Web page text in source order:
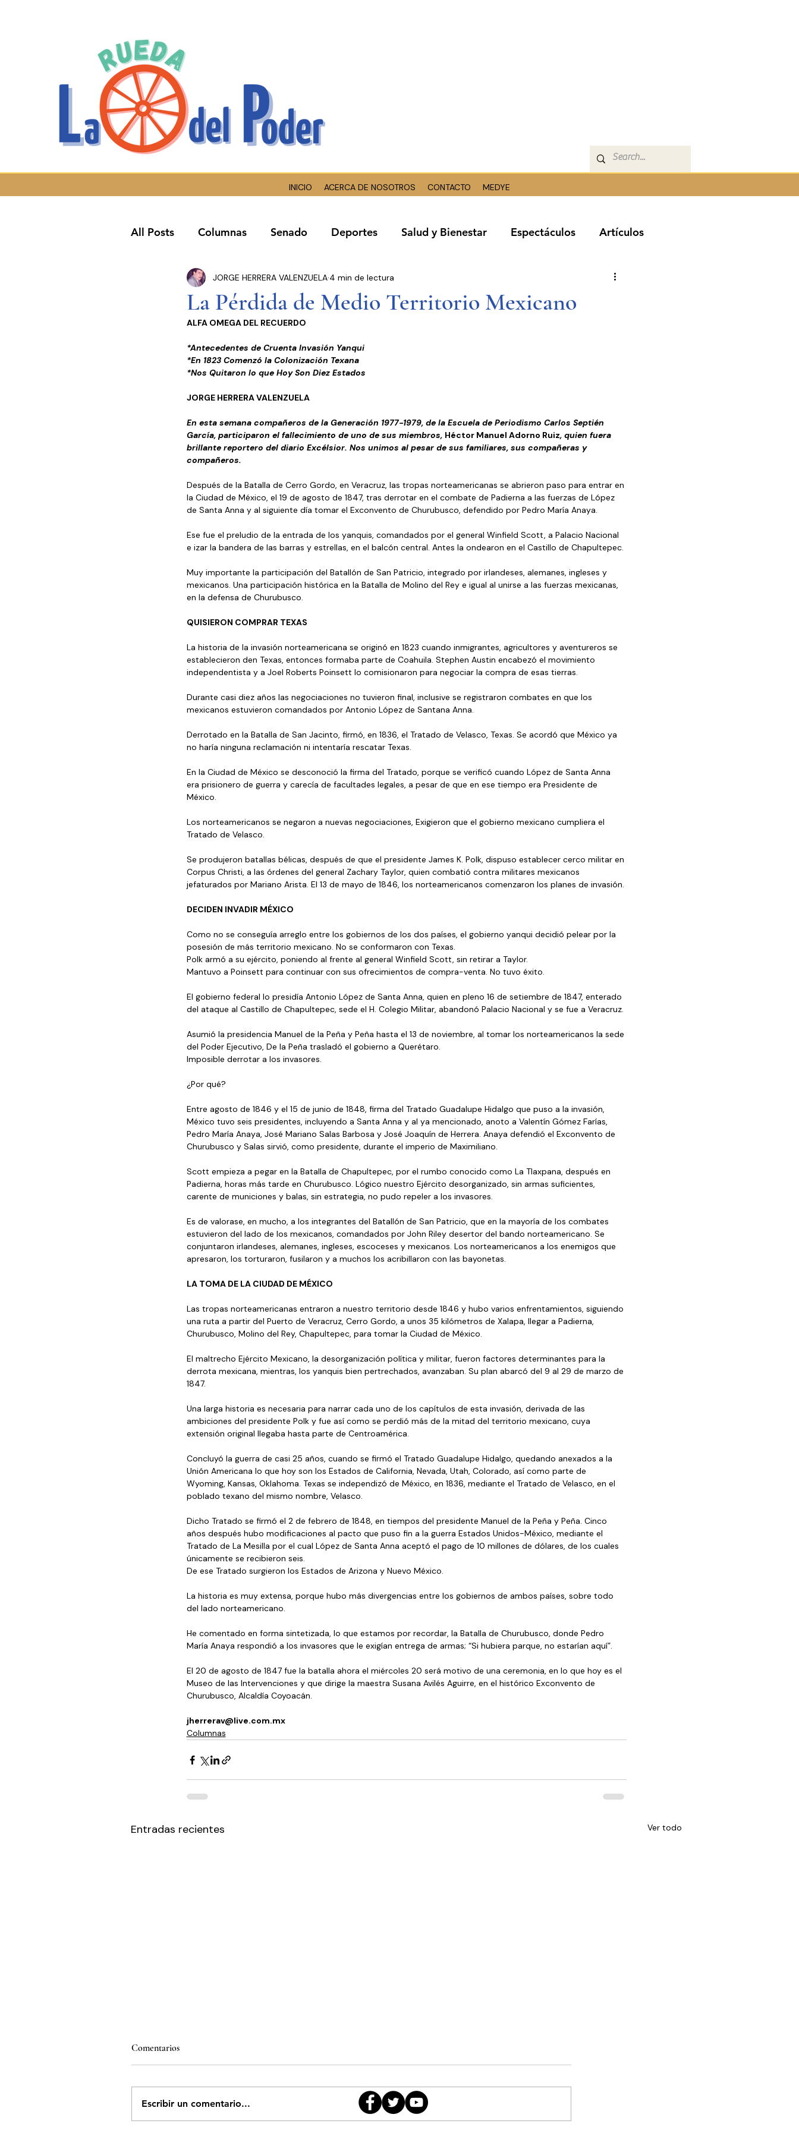
INICIO ACERCA DE NOSOTROS CONTACTO MEDYE
All Posts Columnas Senado Deportes Salud y Bienestar Espectáculos Artículos
Congreso Cdmx Presidencia Entrevistas
Seguridad Pública Ciudad de México
Estados y Municipios Partidos Políticos
La Pérdida de Medio Territorio Mexicano
JORGE HERRERA VALENZUELA 4 min de lectura
ALFA OMEGA DEL RECUERDO
*Antecedentes de Cruenta Invasión Yanqui
*En 1823 Comenzó la Colonización Texana
*Nos Quitaron lo que Hoy Son Diez Estados
JORGE HERRERA VALENZUELA
En esta semana compañeros de la Generación 1977-1979, de la Escuela de Periodismo Carlos Septién
García, participaron el fallecimiento de uno de sus miembros, Héctor Manuel Adorno Ruiz, quien fuera
brillante reportero del diario Excélsior. Nos unimos al pesar de sus familiares, sus compañeras y
compañeros.
Después de la Batalla de Cerro Gordo, en Veracruz, las tropas norteamericanas se abrieron paso para entrar en
la Ciudad de México, el 19 de agosto de 1847, tras derrotar en el combate de Padierna a las fuerzas de López
de Santa Anna y al siguiente día tomar el Exconvento de Churubusco, defendido por Pedro María Anaya.
Ese fue el preludio de la entrada de los yanquis, comandados por el general Winfield Scott, a Palacio Nacional
e izar la bandera de las barras y estrellas, en el balcón central. Antes la ondearon en el Castillo de Chapultepec.
Muy importante la participación del Batallón de San Patricio, integrado por irlandeses, alemanes, ingleses y
mexicanos. Una participación histórica en la Batalla de Molino del Rey e igual al unirse a las fuerzas mexicanas,
en la defensa de Churubusco.
QUISIERON COMPRAR TEXAS
La historia de la invasión norteamericana se originó en 1823 cuando inmigrantes, agricultores y aventureros se
establecieron den Texas, entonces formaba parte de Coahuila. Stephen Austin encabezó el movimiento
independentista y a Joel Roberts Poinsett lo comisionaron para negociar la compra de esas tierras.
Durante casi diez años las negociaciones no tuvieron final, inclusive se registraron combates en que los
mexicanos estuvieron comandados por Antonio López de Santana Anna.
Derrotado en la Batalla de San Jacinto, firmó, en 1836, el Tratado de Velasco, Texas. Se acordó que México ya
no haría ninguna reclamación ni intentaría rescatar Texas.
En la Ciudad de México se desconoció la firma del Tratado, porque se verificó cuando López de Santa Anna
era prisionero de guerra y carecía de facultades legales, a pesar de que en ese tiempo era Presidente de
México.
Los norteamericanos se negaron a nuevas negociaciones, Exigieron que el gobierno mexicano cumpliera el
Tratado de Velasco.
Se produjeron batallas bélicas, después de que el presidente James K. Polk, dispuso establecer cerco militar en
Corpus Christi, a las órdenes del general Zachary Taylor, quien combatió contra militares mexicanos
jefaturados por Mariano Arista. El 13 de mayo de 1846, los norteamericanos comenzaron los planes de invasión.
DECIDEN INVADIR MÉXICO
Como no se conseguía arreglo entre los gobiernos de los dos países, el gobierno yanqui decidió pelear por la
posesión de más territorio mexicano. No se conformaron con Texas.
Polk armó a su ejército, poniendo al frente al general Winfield Scott, sin retirar a Taylor.
Mantuvo a Poinsett para continuar con sus ofrecimientos de compra-venta. No tuvo éxito.
El gobierno federal lo presidía Antonio López de Santa Anna, quien en pleno 16 de setiembre de 1847, enterado
del ataque al Castillo de Chapultepec, sede el H. Colegio Militar, abandonó Palacio Nacional y se fue a Veracruz.
Asumió la presidencia Manuel de la Peña y Peña hasta el 13 de noviembre, al tomar los norteamericanos la sede
del Poder Ejecutivo, De la Peña trasladó el gobierno a Querétaro.
Imposible derrotar a los invasores.
¿Por qué?
Entre agosto de 1846 y el 15 de junio de 1848, firma del Tratado Guadalupe Hidalgo que puso a la invasión,
México tuvo seis presidentes, incluyendo a Santa Anna y al ya mencionado, anoto a Valentín Gómez Farías,
Pedro María Anaya, José Mariano Salas Barbosa y José Joaquín de Herrera. Anaya defendió el Exconvento de
Churubusco y Salas sirvió, como presidente, durante el imperio de Maximiliano.
Scott empieza a pegar en la Batalla de Chapultepec, por el rumbo conocido como La Tlaxpana, después en
Padierna, horas más tarde en Churubusco. Lógico nuestro Ejército desorganizado, sin armas suficientes,
carente de municiones y balas, sin estrategia, no pudo repeler a los invasores.
Es de valorase, en mucho, a los integrantes del Batallón de San Patricio, que en la mayoría de los combates
estuvieron del lado de los mexicanos, comandados por John Riley desertor del bando norteamericano. Se
conjuntaron irlandeses, alemanes, ingleses, escoceses y mexicanos. Los norteamericanos a los enemigos que
apresaron, los torturaron, fusilaron y a muchos los acribillaron con las bayonetas.
LA TOMA DE LA CIUDAD DE MÉXICO
Las tropas norteamericanas entraron a nuestro territorio desde 1846 y hubo varios enfrentamientos, siguiendo
una ruta a partir del Puerto de Veracruz, Cerro Gordo, a unos 35 kilómetros de Xalapa, llegar a Padierna,
Churubusco, Molino del Rey, Chapultepec, para tomar la Ciudad de México.
El maltrecho Ejército Mexicano, la desorganización política y militar, fueron factores determinantes para la
derrota mexicana, mientras, los yanquis bien pertrechados, avanzaban. Su plan abarcó del 9 al 29 de marzo de
1847.
Una larga historia es necesaria para narrar cada uno de los capítulos de esta invasión, derivada de las
ambiciones del presidente Polk y fue así como se perdió más de la mitad del territorio mexicano, cuya
extensión original llegaba hasta parte de Centroamérica.
Concluyó la guerra de casi 25 años, cuando se firmó el Tratado Guadalupe Hidalgo, quedando anexados a la
Unión Americana lo que hoy son los Estados de California, Nevada, Utah, Colorado, así como parte de
Wyoming, Kansas, Oklahoma. Texas se independizó de México, en 1836, mediante el Tratado de Velasco, en el
poblado texano del mismo nombre, Velasco.
Dicho Tratado se firmó el 2 de febrero de 1848, en tiempos del presidente Manuel de la Peña y Peña. Cinco
años después hubo modificaciones al pacto que puso fin a la guerra Estados Unidos-México, mediante el
Tratado de La Mesilla por el cual López de Santa Anna aceptó el pago de 10 millones de dólares, de los cuales
únicamente se recibieron seis.
De ese Tratado surgieron los Estados de Arizona y Nuevo México.
La historia es muy extensa, porque hubo más divergencias entre los gobiernos de ambos países, sobre todo
del lado norteamericano.
He comentado en forma sintetizada, lo que estamos por recordar, la Batalla de Churubusco, donde Pedro
María Anaya respondió a los invasores que le exigían entrega de armas; “Si hubiera parque, no estarían aquí”.
El 20 de agosto de 1847 fue la batalla ahora el miércoles 20 será motivo de una ceremonia, en lo que hoy es el
Museo de las Intervenciones y que dirige la maestra Susana Avilés Aguirre, en el histórico Exconvento de
Churubusco, Alcaldía Coyoacán.
jherrerav@live.com.mx
Columnas
Entradas recientes Ver todo
Comentarios
Escribir un comentario...